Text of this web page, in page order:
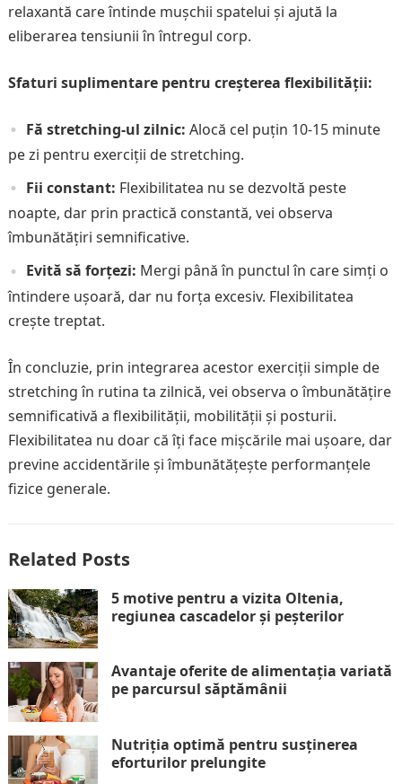
relaxantă care întinde mușchii spatelui și ajută la
eliberarea tensiunii în întregul corp.
Sfaturi suplimentare pentru creșterea flexibilității:
Fă stretching-ul zilnic: Alocă cel puțin 10-15 minute
pe zi pentru exerciții de stretching.
Fii constant: Flexibilitatea nu se dezvoltă peste
noapte, dar prin practică constantă, vei observa
îmbunătățiri semnificative.
Evită să forțezi: Mergi până în punctul în care simți o
întindere ușoară, dar nu forța excesiv. Flexibilitatea
crește treptat.
În concluzie, prin integrarea acestor exerciții simple de
stretching în rutina ta zilnică, vei observa o îmbunătățire
semnificativă a flexibilității, mobilității și posturii.
Flexibilitatea nu doar că îți face mișcările mai ușoare, dar
previne accidentările și îmbunătățește performanțele
fizice generale.
Related Posts
5 motive pentru a vizita Oltenia,
regiunea cascadelor și peșterilor
Avantaje oferite de alimentația variată
pe parcursul săptămânii
Nutriția optimă pentru susținerea
eforturilor prelungite